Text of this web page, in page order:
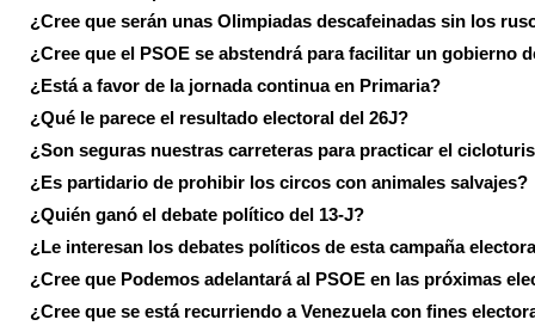
¿Cree que serán unas Olimpiadas descafeinadas sin los
¿Cree que el PSOE se abstendrá para facilitar un gobierno
¿Está a favor de la jornada continua en Primaria?
¿Qué le parece el resultado electoral del 26J?
¿Son seguras nuestras carreteras para practicar el
¿Es partidario de prohibir los circos con animales salvajes?
¿Quién ganó el debate político del 13-J?
¿Le interesan los debates políticos de esta campaña
¿Cree que Podemos adelantará al PSOE en las próximas
¿Cree que se está recurriendo a Venezuela con fines